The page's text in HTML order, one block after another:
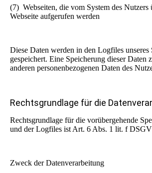
(7) Webseiten, die vom System des Nutzers
Webseite aufgerufen werden
Diese Daten werden in den Logfiles unseres
gespeichert. Eine Speicherung dieser Daten
anderen personenbezogenen Daten des
Rechtsgrundlage für die
Rechtsgrundlage für die vorübergehende
und der Logfiles ist Art. 6 Abs. 1 lit. f
Zweck der Datenverarbeitung